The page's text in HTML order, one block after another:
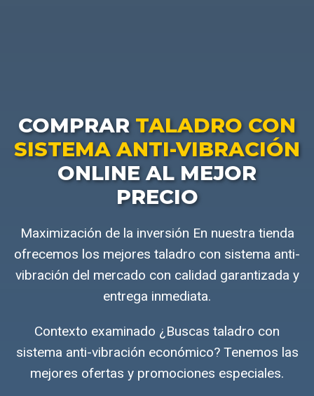
COMPRAR TALADRO CON
SISTEMA ANTI-VIBRACIÓN
ONLINE AL MEJOR
PRECIO
Maximización de la inversión En nuestra tienda
ofrecemos los mejores taladro con sistema anti-
vibración del mercado con calidad garantizada y
entrega inmediata.
Contexto examinado ¿Buscas taladro con
sistema anti-vibración económico? Tenemos las
mejores ofertas y promociones especiales.